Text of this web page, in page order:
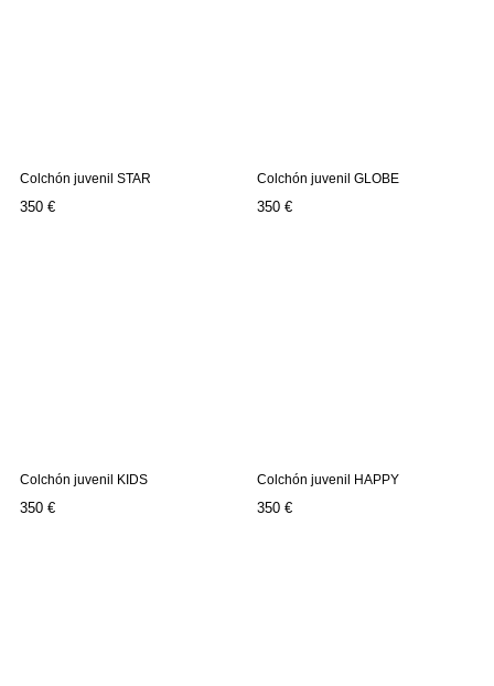
Colchón juvenil STAR
Precio
350 €
Colchón juvenil GLOBE
Precio
350 €
Colchón juvenil KIDS
Precio
350 €
Colchón juvenil HAPPY
Precio
350 €